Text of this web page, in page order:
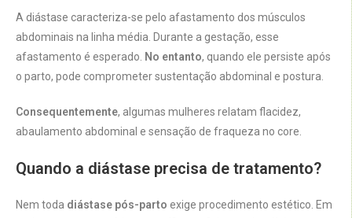
A diástase caracteriza-se pelo afastamento dos músculos
abdominais na linha média. Durante a gestação, esse
afastamento é esperado. No entanto, quando ele persiste após
o parto, pode comprometer sustentação abdominal e postura.
Consequentemente, algumas mulheres relatam flacidez,
abaulamento abdominal e sensação de fraqueza no core.
Quando a diástase precisa de tratamento?
Nem toda diástase pós-parto exige procedimento estético. Em